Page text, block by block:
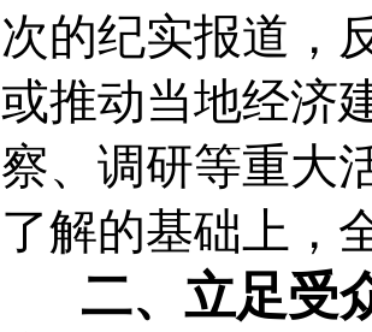
次的纪实报道，
或推动当地经济
察、调研等重大
了解的基础上，
二、立足受